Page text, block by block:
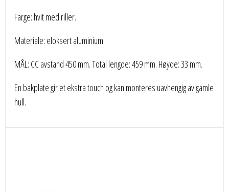
Farge: hvit med riller.
Materiale: eloksert aluminium.
MÅL: CC avstand 450 mm. Total lengde: 459 mm. Høyde: 33 mm.
En bakplate gir et ekstra touch og kan monteres uavhengig av gamle
hull.